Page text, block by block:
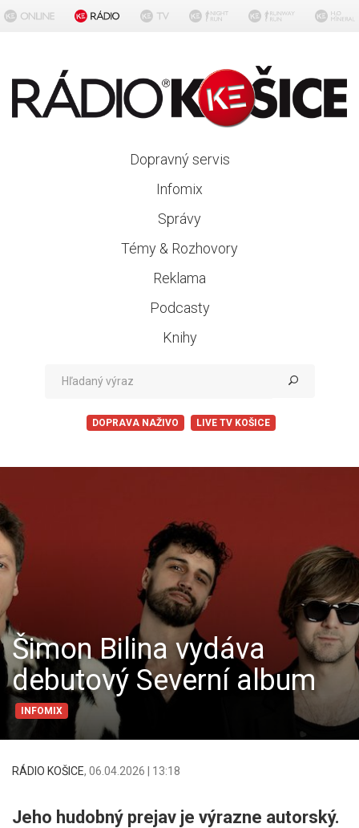
Dopravný servis
Infomix
Správy
Témy & Rozhovory
Reklama
Podcasty
Knihy
DOPRAVA NAŽIVO LIVE TV KOŠICE
Šimon Bilina vydáva
debutový Severní album
INFOMIX
RÁDIO KOŠICE, 06.04.2026 | 13:18
Jeho hudobný prejav je výrazne autorský.